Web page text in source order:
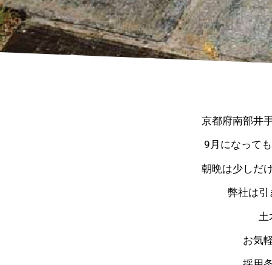
京都府南部井
9月になって
朝晩は少しだ
弊社は引
土
お気